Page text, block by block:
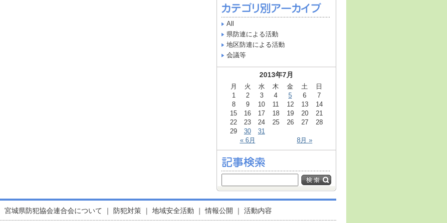
All
県防連による活動
地区防連による活動
会議等
2013年7月
月 火 水 木 金 土 日
« 6月 8月 »
1 2 3 4 5 6
7
8
9 10 11 12 13
14
15
16 17 18 19 20
21
22
23 24 25 26 27
28
29
30 31
宮城県防犯協会連合会について ｜ 防犯対策 ｜ 地域安全活動 ｜情報公開 ｜ 活動内容